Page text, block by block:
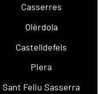
Casserres
Olèrdola
Castelldefels
Piera
Sant Feliu Sasserra